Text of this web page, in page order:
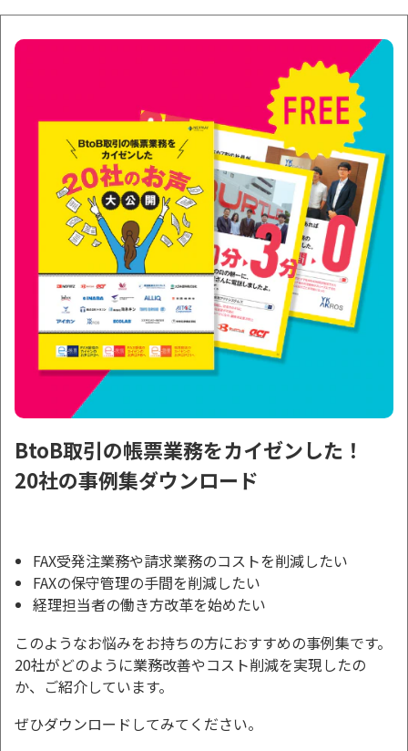
BtoB取引の帳票業務をカイゼンした！
20社の事例集ダウンロード
FAX受発注業務や請求業務のコストを削減したい
FAXの保守管理の手間を削減したい
経理担当者の働き方改革を始めたい
このようなお悩みをお持ちの方におすすめの事例集です。
20社がどのように業務改善やコスト削減を実現したの
か、ご紹介しています。
ぜひダウンロードしてみてください。